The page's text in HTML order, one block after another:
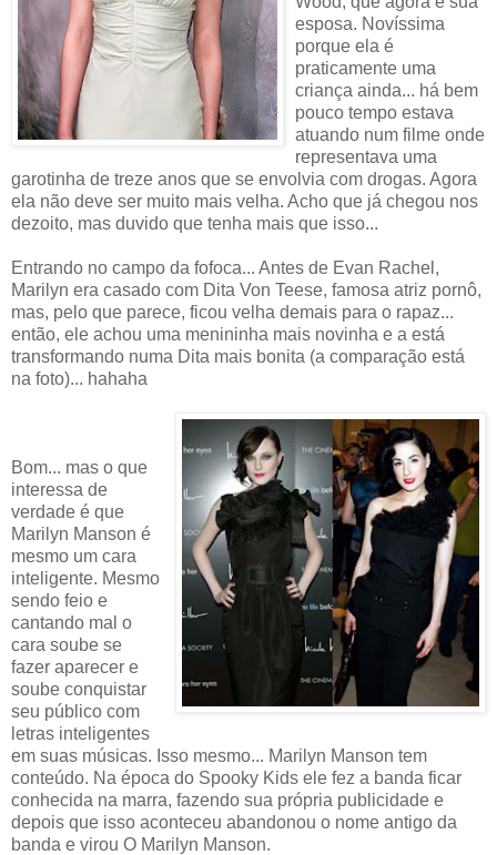
esposa. Novíssima
porque ela é
praticamente uma
criança ainda... há bem
pouco tempo estava
atuando num filme onde
representava uma
garotinha de treze anos que se envolvia com drogas. Agora
ela não deve ser muito mais velha. Acho que já chegou nos
dezoito, mas duvido que tenha mais que isso...
Entrando no campo da fofoca... Antes de Evan Rachel,
Marilyn era casado com Dita Von Teese, famosa atriz pornô,
mas, pelo que parece, ficou velha demais para o rapaz...
então, ele achou uma menininha mais novinha e a está
transformando numa Dita mais bonita (a comparação está
na foto)... hahaha
Bom... mas o que
interessa de
verdade é que
Marilyn Manson é
mesmo um cara
inteligente. Mesmo
sendo feio e
cantando mal o
cara soube se
fazer aparecer e
soube conquistar
seu público com
letras inteligentes
em suas músicas. Isso mesmo... Marilyn Manson tem
conteúdo. Na época do Spooky Kids ele fez a banda ficar
conhecida na marra, fazendo sua própria publicidade e
depois que isso aconteceu abandonou o nome antigo da
banda e virou O Marilyn Manson.